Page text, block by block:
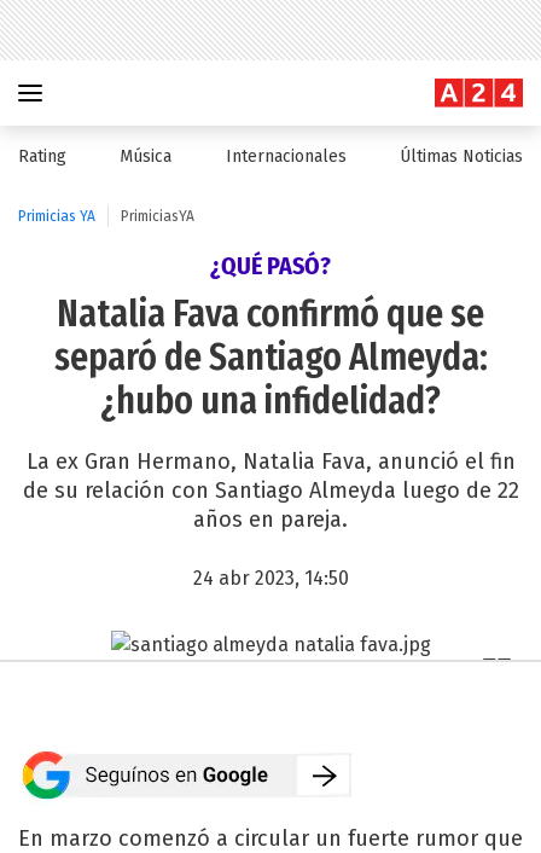
Rating Música Internacionales Últimas Noticias
Primicias YA PrimiciasYA
¿QUÉ PASÓ?
Natalia Fava confirmó que se
separó de Santiago Almeyda:
¿hubo una infidelidad?
La ex Gran Hermano, Natalia Fava, anunció el fin
de su relación con Santiago Almeyda luego de 22
años en pareja.
24 abr 2023, 14:50
En marzo comenzó a circular un fuerte rumor que